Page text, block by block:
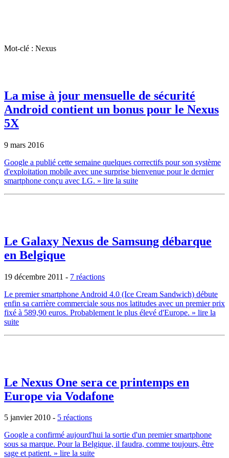
Mot-clé : Nexus
La mise à jour mensuelle de sécurité
Android contient un bonus pour le Nexus
5X
9 mars 2016
Google a publié cette semaine quelques correctifs pour son système
d'exploitation mobile avec une surprise bienvenue pour le dernier
smartphone conçu avec LG. » lire la suite
Le Galaxy Nexus de Samsung débarque
en Belgique
19 décembre 2011 - 7 réactions
Le premier smartphone Android 4.0 (Ice Cream Sandwich) débute
enfin sa carrière commerciale sous nos latitudes avec un premier prix
fixé à 589,90 euros. Probablement le plus élevé d'Europe. » lire la
suite
Le Nexus One sera ce printemps en
Europe via Vodafone
5 janvier 2010 - 5 réactions
Google a confirmé aujourd'hui la sortie d'un premier smartphone
sous sa marque. Pour la Belgique, il faudra, comme toujours, être
sage et patient. » lire la suite